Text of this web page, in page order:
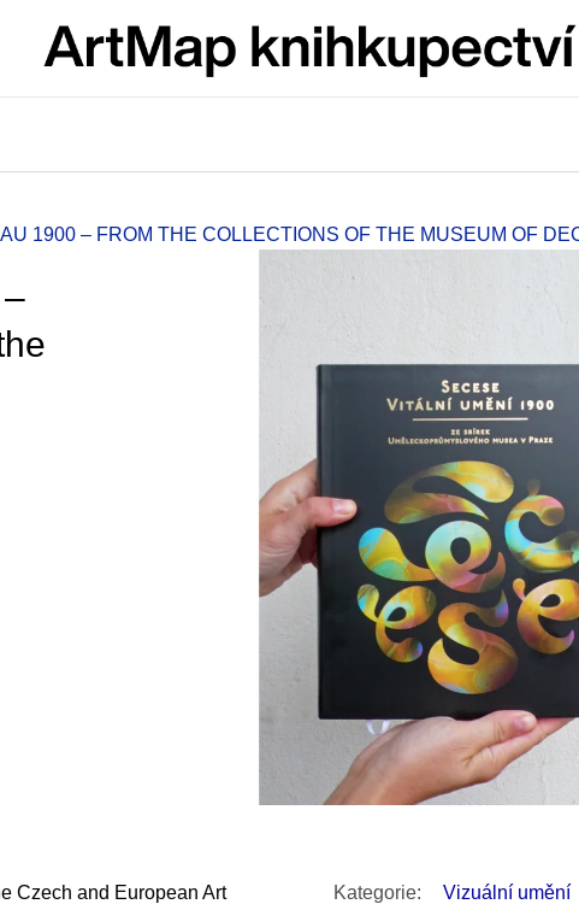
1900 – FROM THE COLLECTIONS OF THE MUSEUM OF
Czech and European Art
Kategorie: Vizuální umění
HLEDAT
Doporučujeme
VÝVAR
NEJEN
300 Kč
Původně: 350